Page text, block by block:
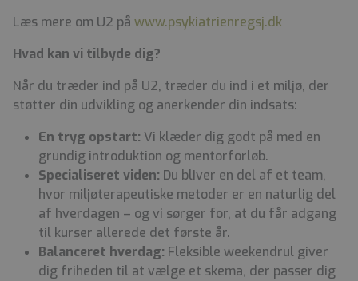
Læs mere om U2 på www.psykiatrienregsj.dk
Hvad kan vi tilbyde dig?
Når du træder ind på U2, træder du ind i et miljø, der
støtter din udvikling og anerkender din indsats:
En tryg opstart: Vi klæder dig godt på med en
grundig introduktion og mentorforløb.
Specialiseret viden: Du bliver en del af et team,
hvor miljøterapeutiske metoder er en naturlig del
af hverdagen – og vi sørger for, at du får adgang
til kurser allerede det første år.
Balanceret hverdag: Fleksible weekendrul giver
dig friheden til at vælge et skema, der passer dig